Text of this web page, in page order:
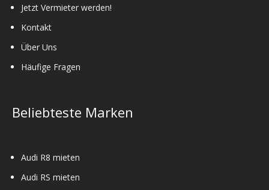
Jetzt Vermieter werden!
Kontakt
Über Uns
Häufige Fragen
Beliebteste Marken
Audi R8 mieten
Audi RS mieten